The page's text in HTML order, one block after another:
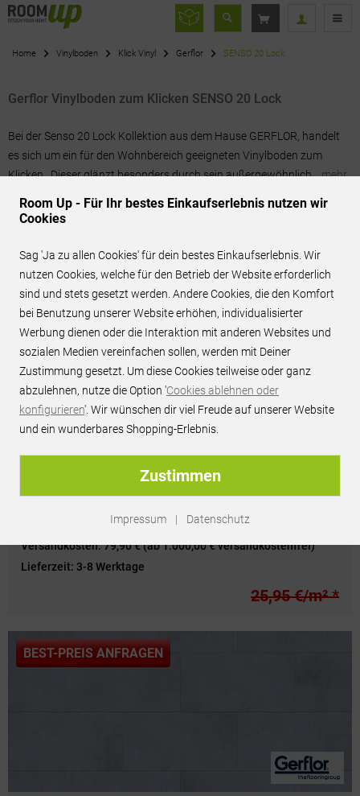
Home Vinylboden Klick Vinyl Gerflor SENSO 20 Lock
Gerflor Vinylboden zum Klicken SENSO 20 Lock
Bei der Senso 20 Lock Kollektion aus dem Hause GERFLOR, handelt
es sich um ein für den Wohnbereich geeigneten Vinylboden zum
Klicken . Dieser glänzt besonders durch sein außergewöhnlich...mehr
BEST-PREIS ANFRAGEN
GERFLOR SENSO 20 Lock - Cashew clear -
Versandkosten:79,90 € (ab 1.000,00 € versandkostenfrei)
Lieferzeit: 3-8 Werktage
25,95 €/m² *
BEST-PREIS ANFRAGEN
Room Up - Für Ihr bestes Einkaufserlebnis nutzen wir
Cookies
Sag 'Ja zu allen Cookies' für dein bestes Einkaufserlebnis. Wir
nutzen Cookies, welche für den Betrieb der Website erforderlich
sind und stets gesetzt werden. Andere Cookies, die den Komfort
bei Benutzung unserer Website erhöhen, individualisierter
Werbung dienen oder die Interaktion mit anderen Websites und
sozialen Medien vereinfachen sollen, werden mit Deiner
Zustimmung gesetzt. Um diese Cookies teilweise oder ganz
abzulehnen, nutze die Option 'Cookies ablehnen oder
konfigurieren'. Wir wünschen dir viel Freude auf unserer Website
und ein wunderbares Shopping-Erlebnis.
Zustimmen
Impressum | Datenschutz